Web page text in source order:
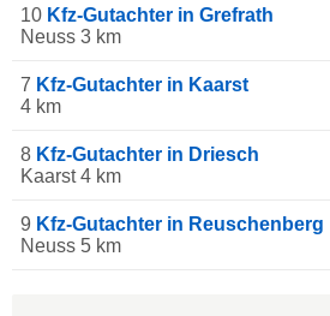
10 Kfz-Gutachter in Grefrath
Neuss 3 km
7 Kfz-Gutachter in Kaarst
4 km
8 Kfz-Gutachter in Driesch
Kaarst 4 km
9 Kfz-Gutachter in Reuschenberg
Neuss 5 km